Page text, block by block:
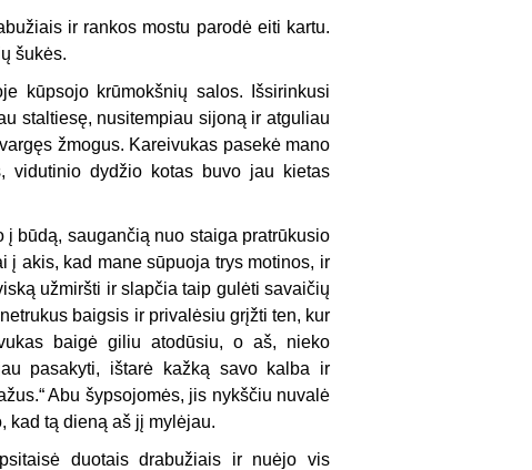
ir rankos mostu parodė eiti kartu.
šukės.
kūpsojo krūmokšnių salos. Išsirinkusi
staltiesę, nusitempiau sijoną ir atguliau
žmogus. Kareivukas pasekė mano
vidutinio dydžio kotas buvo jau kietas
būdą, saugančią nuo staiga pratrūkusio
į akis, kad mane sūpuoja trys motinos, ir
užmiršti ir slapčia taip gulėti savaičių
baigsis ir privalėsiu grįžti ten, kur
baigė giliu atodūsiu, o aš, nieko
pasakyti, ištarė kažką savo kalba ir
Abu šypsojomės, jis nykščiu nuvalė
kad tą dieną aš jį mylėjau.
duotais drabužiais ir nuėjo vis